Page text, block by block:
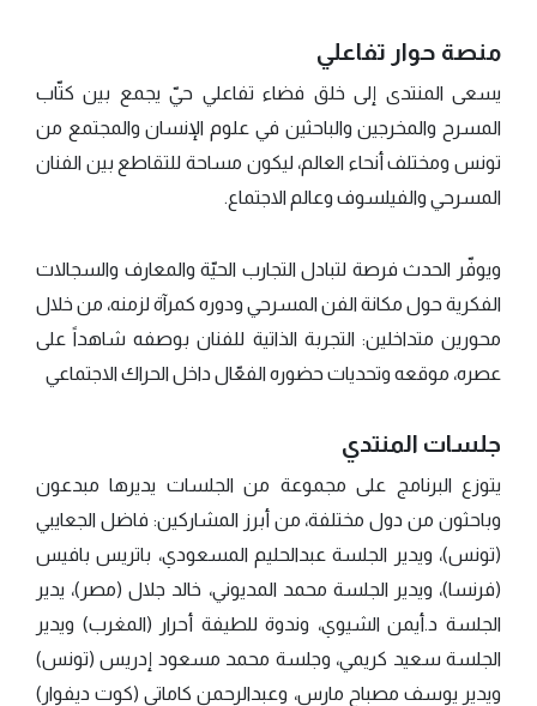
منصة حوار تفاعلي
يسعى المنتدى إلى خلق فضاء تفاعلي حيّ يجمع بين كتّاب
المسرح والمخرجين والباحثين في علوم الإنسان والمجتمع من
تونس ومختلف أنحاء العالم، ليكون مساحة للتقاطع بين الفنان
المسرحي والفيلسوف وعالم الاجتماع.
ويوفّر الحدث فرصة لتبادل التجارب الحيّة والمعارف والسجالات
الفكرية حول مكانة الفن المسرحي ودوره كمرآة لزمنه، من خلال
محورين متداخلين: التجربة الذاتية للفنان بوصفه شاهداً على
عصره، موقعه وتحديات حضوره الفعّال داخل الحراك الاجتماعي
جلسات المنتدي
يتوزع البرنامج على مجموعة من الجلسات يديرها مبدعون
وباحثون من دول مختلفة، من أبرز المشاركين: فاضل الجعايبي
(تونس)، ويدير الجلسة عبدالحليم المسعودي، باتريس بافيس
(فرنسا)، ويدير الجلسة محمد المديوني، خالد جلال (مصر)، يدير
الجلسة د.أيمن الشيوي، وندوة للطيفة أحرار (المغرب) ويدير
الجلسة سعيد كريمي، وجلسة محمد مسعود إدريس (تونس)
ويدير يوسف مصباح مارس، وعبدالرحمن كاماتي (كوت ديفوار)